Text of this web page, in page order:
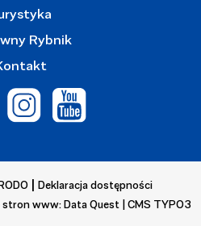
Rybnik
| Deklaracja dostępności
stron www: Data Quest
| CMS TYPO3